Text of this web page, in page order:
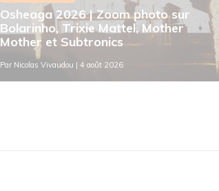
Osheaga 2026 | Zoom photo sur
Bolarinho, Trixie Mattel, Mother
Mother et Subtronics
Par Nicolas Vivaudou | 4 août 2026